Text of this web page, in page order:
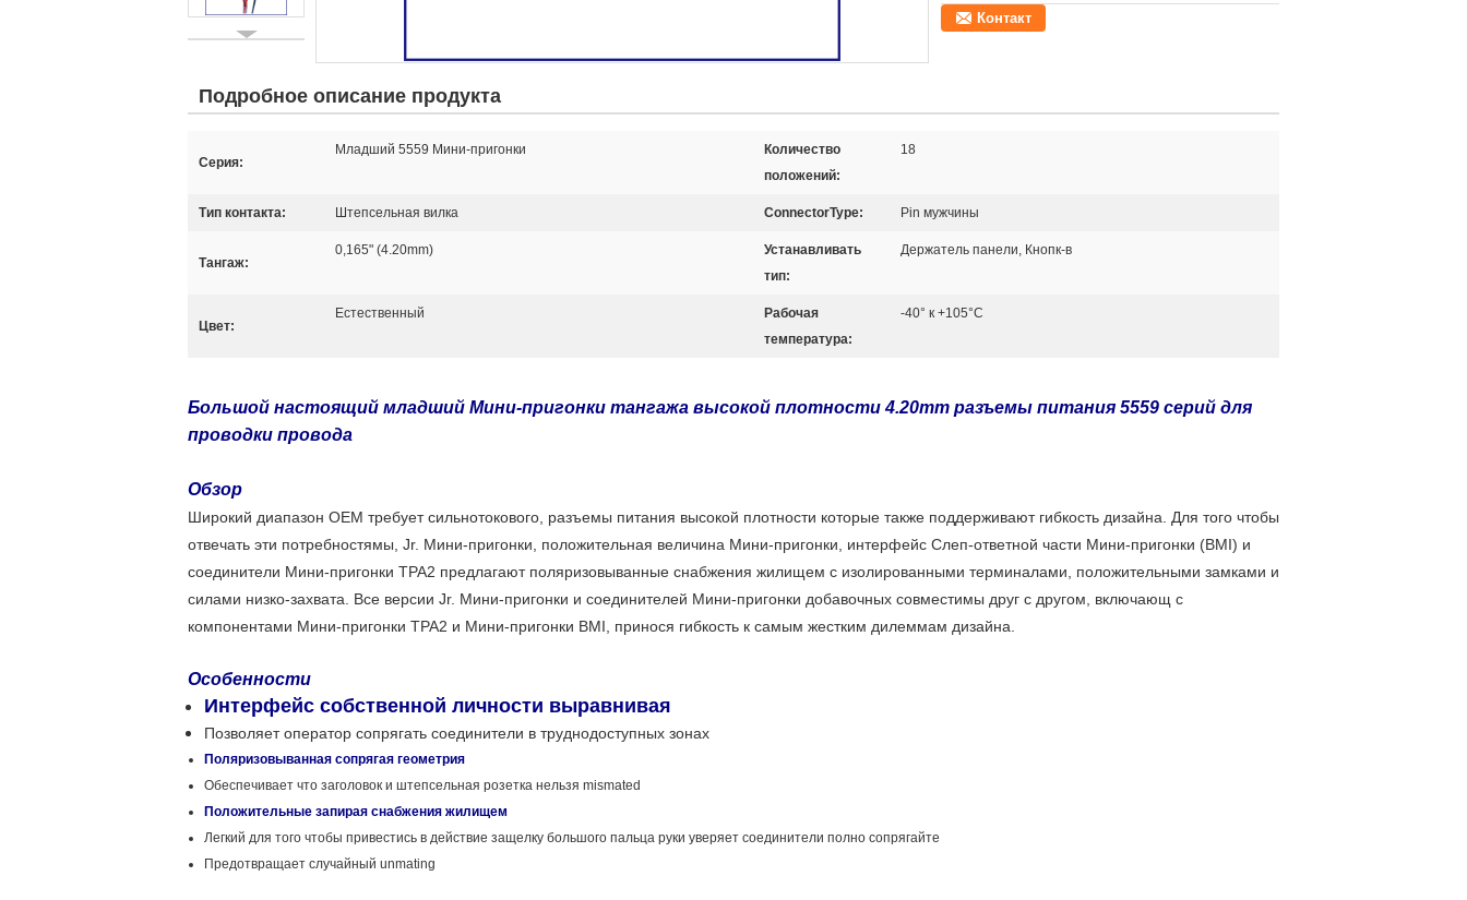
Контакт
Подробное описание продукта
Серия:
Младший 5559 Мини-пригонки
Количество
положений:
18
Тип контакта: Штепсельная вилка ConnectorType: Pin мужчины
Тангаж:
0,165" (4.20mm)
Устанавливать
тип:
Держатель панели, Кнопк-в
Цвет:
Естественный
Рабочая
температура:
-40° к +105°C
Большой настоящий младший Мини-пригонки тангажа высокой плотности 4.20mm разъемы питания 5559 серий для
проводки провода
Обзор
Широкий диапазон OEM требует сильнотокового, разъемы питания высокой плотности которые также поддерживают гибкость дизайна. Для того чтобы
отвечать эти потребностямы, Jr. Мини-пригонки, положительная величина Мини-пригонки, интерфейс Слеп-ответной части Мини-пригонки (BMI) и
соединители Мини-пригонки TPA2 предлагают поляризовыванные снабжения жилищем с изолированными терминалами, положительными замками и
силами низко-захвата. Все версии Jr. Мини-пригонки и соединителей Мини-пригонки добавочных совместимы друг с другом, включающ с
компонентами Мини-пригонки TPA2 и Мини-пригонки BMI, принося гибкость к самым жестким дилеммам дизайна.
Особенности
Интерфейс собственной личности выравнивая
Позволяет оператор сопрягать соединители в труднодоступных зонах
Поляризовыванная сопрягая геометрия
Обеспечивает что заголовок и штепсельная розетка нельзя mismated
Положительные запирая снабжения жилищем
Легкий для того чтобы привестись в действие защелку большого пальца руки уверяет соединители полно сопрягайте
Предотвращает случайный unmating